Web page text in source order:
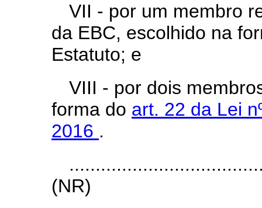
VII - por um membro
da EBC, escolhido na
Estatuto; e
VIII - por dois
forma do art. 22 da Lei
2016 .
(NR)